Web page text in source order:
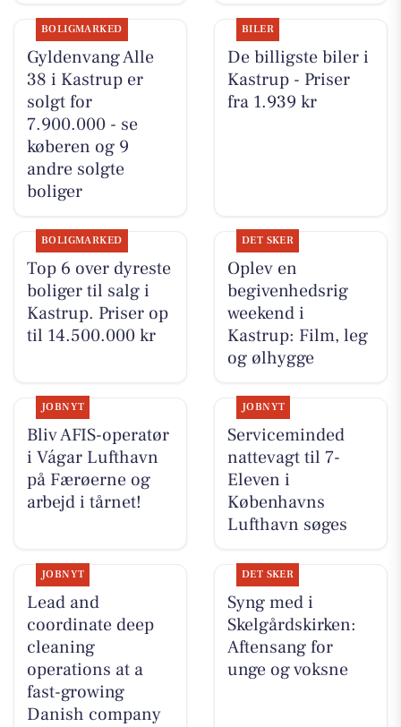
BOLIGMARKED
Gyldenvang Alle
38 i Kastrup er
solgt for
7.900.000 - se
køberen og 9
andre solgte
boliger
BILER
De billigste biler i
Kastrup - Priser
fra 1.939 kr
BOLIGMARKED
Top 6 over dyreste
boliger til salg i
Kastrup. Priser op
til 14.500.000 kr
DET SKER
Oplev en
begivenhedsrig
weekend i
Kastrup: Film, leg
og ølhygge
JOBNYT
Bliv AFIS-operatør
i Vágar Lufthavn
på Færøerne og
arbejd i tårnet!
JOBNYT
Serviceminded
nattevagt til 7-
Eleven i
Københavns
Lufthavn søges
JOBNYT
Lead and
coordinate deep
cleaning
operations at a
fast-growing
Danish company
DET SKER
Syng med i
Skelgårdskirken:
Aftensang for
unge og voksne